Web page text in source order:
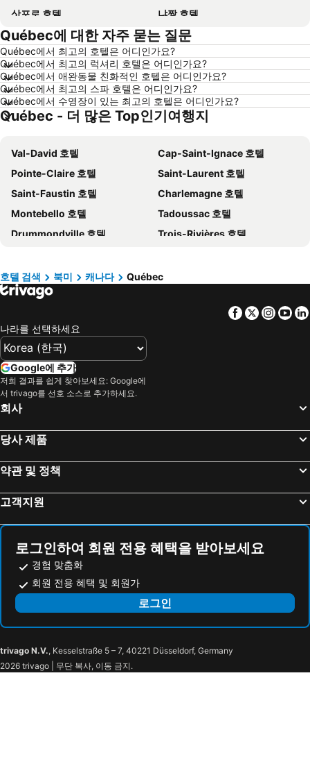
삿포로 호텔
냐짱 호텔
나고야 호텔
대전 호텔
제주시 호텔
다낭 호텔
삼척 호텔
평창 호텔
고성 호텔
목포 호텔
오키나와 호텔
산토리니섬 호텔
보홀 호텔
한국 호텔
타이페이 호텔
타이중 호텔
경기도 호텔
유럽 호텔
경상남도 호텔
보라카이 호텔
크레타 섬 호텔
Paris 호텔
밀로섬 호텔
크로아티아 해안 호텔
대만 호텔
Québec에 대한 자주 묻는 질문
Québec에서 최고의 호텔은 어디인가요?
Québec에서 최고의 럭셔리 호텔은 어디인가요?
Québec에서 애완동물 친화적인 호텔은 어디인가요?
Québec에서 최고의 스파 호텔은 어디인가요?
Québec에서 수영장이 있는 최고의 호텔은 어디인가요?
Québec - 더 많은 Top인기여행지
Val-David 호텔
Cap-Saint-Ignace 호텔
Pointe-Claire 호텔
Saint-Laurent 호텔
Saint-Faustin 호텔
Charlemagne 호텔
Montebello 호텔
Tadoussac 호텔
Drummondville 호텔
Trois-Rivières 호텔
Rivière-du-Loup 호텔
Lac-Supérieur 호텔
Saint-Félicien 호텔
Sainte-Anne-des-Monts 호텔
Saint-Gabriel-de-Valcartier 호텔
Sainte-Catherine-de-la-Jacques-Cartier 호텔
Venise-en-Québec 호텔
Saint-Sauveur 호텔
L'Isle-aux-Coudres 호텔
Sherbrooke 호텔
Shefford 호텔
Dégelis 호텔
Cap-Chat 호텔
Grenville-sur-la Rouge 호텔
호텔 검색 북미 캐나다 Québec
Facebook
Twitter
나라를 선택하세요
Google에 추가
저희 결과를 쉽게 찾아보세요: Google에
서 trivago를 선호 소스로 추가하세요.
회사
당사 제품
약관 및 정책
고객지원
로그인하여 회원 전용 혜택을 받아보세요
경험 맞춤화
회원 전용 혜택 및 회원가
로그인
trivago N.V., Kesselstraße 5 – 7, 40221 Düsseldorf, Germany
2026 trivago | 무단 복사, 이동 금지.